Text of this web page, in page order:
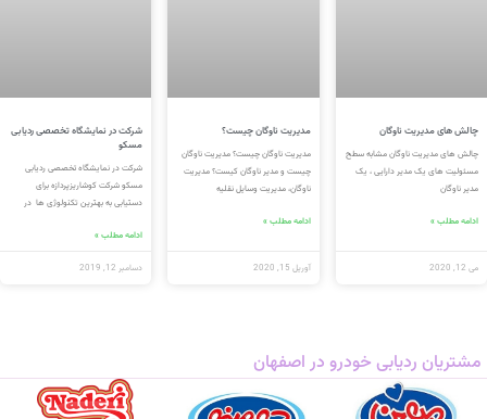
چالش های مدیریت ناوگان
چالش های مدیریت ناوگان مشابه سطح
مسئولیت های یک مدیر دارایی ، یک
مدیر ناوگان
ادامه مطلب »
می 12, 2020
مدیریت ناوگان چیست؟
مدیریت ناوگان چیست؟ مدیریت ناوگان
چیست و مدیر ناوگان کیست؟ مدیریت
ناوگان، مدیریت وسایل نقلیه
ادامه مطلب »
آوریل 15, 2020
شرکت در نمایشگاه تخصصی ردیابی
مسکو
شرکت در نمایشگاه تخصصی ردیابی
مسکو شرکت کوشاریزپردازه برای
دستیابی به بهترین تکنولوژی ها در
ادامه مطلب »
دسامبر 12, 2019
مشتریان ردیابی خودرو در اصفهان